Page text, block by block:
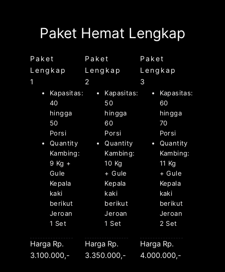
Paket Hemat Lengkap
Paket
Lengkap
1
Kapasitas:
40
hingga
50
Porsi
Quantity
Kambing:
9 Kg +
Gule
Kepala
kaki
berikut
Jeroan
1 Set
Harga Rp.
3.100.000,-
Paket
Lengkap
2
Kapasitas:
50
hingga
60
Porsi
Quantity
Kambing:
10 Kg
+ Gule
Kepala
kaki
berikut
Jeroan
1 Set
Harga Rp.
3.350.000,-
Paket
Lengkap
3
Kapasitas:
60
hingga
70
Porsi
Quantity
Kambing:
11 Kg
+ Gule
Kepala
kaki
berikut
Jeroan
2 Set
Harga Rp.
4.000.000,-